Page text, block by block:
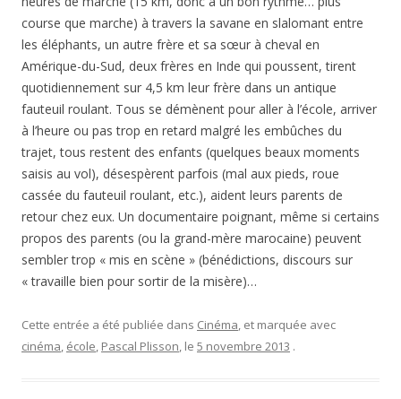
course que marche) à travers la savane en slalomant entre
les éléphants, un autre frère et sa sœur à cheval en
Amérique-du-Sud, deux frères en Inde qui poussent, tirent
quotidiennement sur 4,5 km leur frère dans un antique
fauteuil roulant. Tous se démènent pour aller à l’école, arriver
à l’heure ou pas trop en retard malgré les embûches du
trajet, tous restent des enfants (quelques beaux moments
saisis au vol), désespèrent parfois (mal aux pieds, roue
cassée du fauteuil roulant, etc.), aident leurs parents de
retour chez eux. Un documentaire poignant, même si certains
propos des parents (ou la grand-mère marocaine) peuvent
sembler trop « mis en scène » (bénédictions, discours sur
« travaille bien pour sortir de la misère)…
Cette entrée a été publiée dans Cinéma, et marquée avec
cinéma, école, Pascal Plisson, le 5 novembre 2013 .